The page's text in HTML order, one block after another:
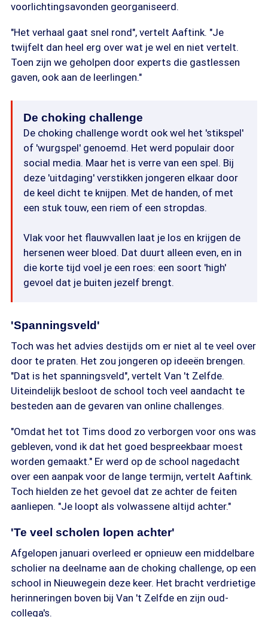
voorlichtingsavonden georganiseerd.
"Het verhaal gaat snel rond", vertelt Aaftink. "Je
twijfelt dan heel erg over wat je wel en niet vertelt.
Toen zijn we geholpen door experts die gastlessen
gaven, ook aan de leerlingen."
De choking challenge
De choking challenge wordt ook wel het 'stikspel'
of 'wurgspel' genoemd. Het werd populair door
social media. Maar het is verre van een spel. Bij
deze 'uitdaging' verstikken jongeren elkaar door
de keel dicht te knijpen. Met de handen, of met
een stuk touw, een riem of een stropdas.
Vlak voor het flauwvallen laat je los en krijgen de
hersenen weer bloed. Dat duurt alleen even, en in
die korte tijd voel je een roes: een soort 'high'
gevoel dat je buiten jezelf brengt.
'Spanningsveld'
Toch was het advies destijds om er niet al te veel over
door te praten. Het zou jongeren op ideeën brengen.
"Dat is het spanningsveld", vertelt Van 't Zelfde.
Uiteindelijk besloot de school toch veel aandacht te
besteden aan de gevaren van online challenges.
"Omdat het tot Tims dood zo verborgen voor ons was
gebleven, vond ik dat het goed bespreekbaar moest
worden gemaakt." Er werd op de school nagedacht
over een aanpak voor de lange termijn, vertelt Aaftink.
Toch hielden ze het gevoel dat ze achter de feiten
aanliepen. "Je loopt als volwassene altijd achter."
'Te veel scholen lopen achter'
Afgelopen januari overleed er opnieuw een middelbare
scholier na deelname aan de choking challenge, op een
school in Nieuwegein deze keer. Het bracht verdrietige
herinneringen boven bij Van 't Zelfde en zijn oud-
collega's.